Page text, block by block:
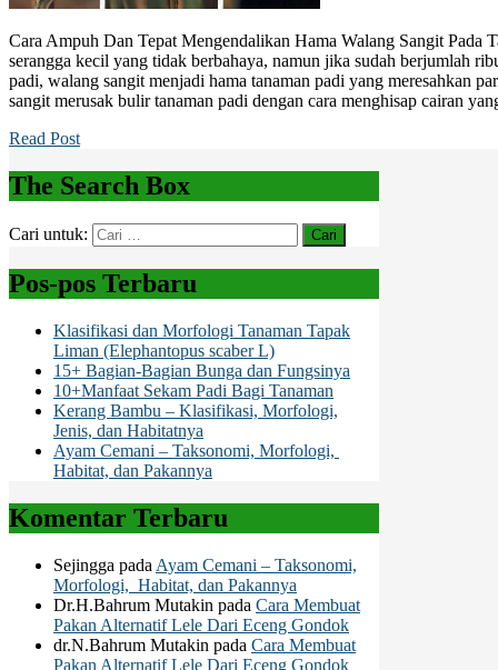
Cara Ampuh Dan Tepat Mengendalikan Hama Walang Sangit Pada
serangga kecil yang tidak berbahaya, namun jika sudah berjumlah
padi, walang sangit menjadi hama tanaman padi yang meresahkan
sangit merusak bulir tanaman padi dengan cara menghisap cairan
Read Post
The Search Box
Cari untuk:
Pos-pos Terbaru
Klasifikasi dan Morfologi Tanaman Tapak
Liman (Elephantopus scaber L)
15+ Bagian-Bagian Bunga dan Fungsinya
10+Manfaat Sekam Padi Bagi Tanaman
Kerang Bambu – Klasifikasi, Morfologi,
Jenis, dan Habitatnya
Ayam Cemani – Taksonomi, Morfologi,
Habitat, dan Pakannya
Komentar Terbaru
Sejingga pada Ayam Cemani – Taksonomi,
Morfologi, Habitat, dan Pakannya
Dr.H.Bahrum Mutakin pada Cara Membuat
Pakan Alternatif Lele Dari Eceng Gondok
dr.N.Bahrum Mutakin pada Cara Membuat
Pakan Alternatif Lele Dari Eceng Gondok